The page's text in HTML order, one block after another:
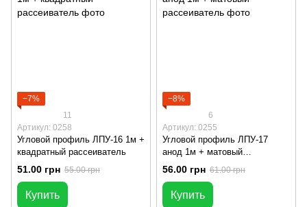
−7%
11
Артикул: 0258
Угловой профиль ЛПУ-16 1м +
квадратный рассеиватель
51.00 грн 55.00 грн
Купить
−8%
6
Артикул: 0255
Угловой профиль ЛПУ-17
анод 1м + матовый
рассеиватель
56.00 грн 61.00 грн
Купить